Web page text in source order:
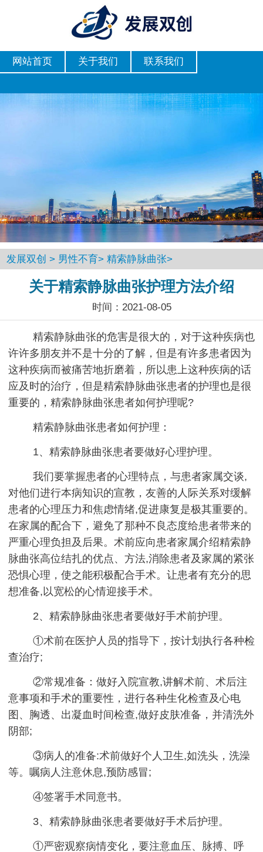
网站首页 关于我们 联系我们
发展双创 > 男性不育> 精索静脉曲张>
关于精索静脉曲张护理方法介绍
时间：2021-08-05
精索静脉曲张的危害是很大的，对于这种疾病也
许许多朋友并不是十分的了解，但是有许多患者因为
这种疾病而被痛苦地折磨着，所以患上这种疾病的话
应及时的治疗，但是精索静脉曲张患者的护理也是很
重要的，精索静脉曲张患者如何护理呢?
精索静脉曲张患者如何护理：
1、精索静脉曲张患者要做好心理护理。
我们要掌握患者的心理特点，与患者家属交谈,
对他们进行本病知识的宣教，友善的人际关系对缓解
患者的心理压力和焦虑情绪,促进康复是极其重要的。
在家属的配合下，避免了那种不良态度给患者带来的
严重心理负担及后果。术前应向患者家属介绍精索静
脉曲张高位结扎的优点、方法,消除患者及家属的紧张
恐惧心理，使之能积极配合手术。让患者有充分的思
想准备,以宽松的心情迎接手术。
2、精索静脉曲张患者要做好手术前护理。
①术前在医护人员的指导下，按计划执行各种检
查治疗;
②常规准备：做好入院宣教,讲解术前、术后注
意事项和手术的重要性，进行各种生化检查及心电
图、胸透、出凝血时间检查,做好皮肤准备，并清洗外
阴部;
③病人的准备:术前做好个人卫生,如洗头，洗澡
等。嘱病人注意休息,预防感冒;
④签署手术同意书。
3、精索静脉曲张患者要做好手术后护理。
①严密观察病情变化，要注意血压、脉搏、呼